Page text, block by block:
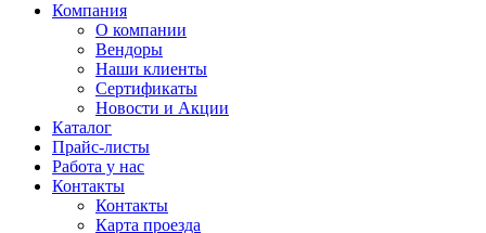
Компания
О компании
Вендоры
Наши клиенты
Сертификаты
Новости и Акции
Каталог
Прайс-листы
Работа у нас
Контакты
Контакты
Карта проезда